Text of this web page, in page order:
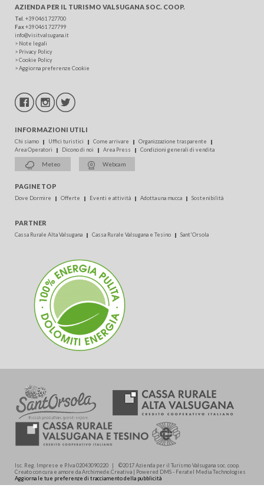
AZIENDA PER IL TURISMO VALSUGANA SOC. COOP.
Tel .+39 0461 727700
Fax+39 0461 727799
info@visitvalsugana.it
> Note legali
> Privacy Policy
>Cookie Policy
>Aggiorna preferenze Cookie
INFORMAZIONI UTILI
Chi siamo Uffici turistici Come arrivare
Organizzazione trasparente
Area Operatori
Dicono di noi Area Press Condizioni generali di vendita
Meteo Webcam
PAGINE TOP
Dove Dormire Offerte Eventi e attività Adotta una mucca Sostenibilità
PARTNER
Cassa Rurale Alta Valsugana Cassa Rurale Valsugana e Tesino Sant'Orsola
Isc. Reg. Imprese e P.Iva 02043090220 | ©2017 Azienda per il Turismo Valsugana soc. coop.
Creato con cura e amore da Archimede.Creativa | Powered DMS - Feratel Media Technologies
Aggiorna le tue preferenze di tracciamento della pubblicità